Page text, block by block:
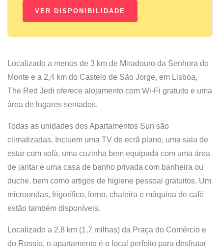
Localizado a menos de 3 km de Miradouro da Senhora do
Monte e a 2,4 km do Castelo de São Jorge, em Lisboa,
The Red Jedi oferece alojamento com Wi-Fi gratuito e uma
área de lugares sentados.
Todas as unidades dos Apartamentos Sun são
climatizadas. Incluem uma TV de ecrã plano, uma sala de
estar com sofá, uma cozinha bem equipada com uma área
de jantar e uma casa de banho privada com banheira ou
duche, bem como artigos de higiene pessoal gratuitos. Um
microondas, frigorífico, forno, chaleira e máquina de café
estão também disponíveis.
Localizado a 2,8 km (1,7 milhas) da Praça do Comércio e
do Rossio, o apartamento é o local perfeito para desfrutar